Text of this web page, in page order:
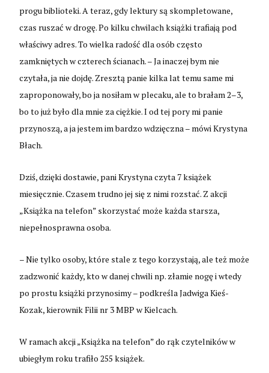
progu biblioteki. A teraz, gdy lektury są skompletowane,
czas ruszać w drogę. Po kilku chwilach książki trafiają pod
właściwy adres. To wielka radość dla osób często
zamkniętych w czterech ścianach. – Ja inaczej bym nie
czytała, ja nie dojdę. Zresztą panie kilka lat temu same mi
zaproponowały, bo ja nosiłam w plecaku, ale to brałam 2–3,
bo to już było dla mnie za ciężkie. I od tej pory mi panie
przynoszą, a ja jestem im bardzo wdzięczna – mówi Krystyna
Błach.
Dziś, dzięki dostawie, pani Krystyna czyta 7 książek
miesięcznie. Czasem trudno jej się z nimi rozstać. Z akcji
„Książka na telefon” skorzystać może każda starsza,
niepełnosprawna osoba.
– Nie tylko osoby, które stale z tego korzystają, ale też może
zadzwonić każdy, kto w danej chwili np. złamie nogę i wtedy
po prostu książki przynosimy – podkreśla Jadwiga Kieś-
Kozak, kierownik Filii nr 3 MBP w Kielcach.
W ramach akcji „Książka na telefon” do rąk czytelników w
ubiegłym roku trafiło 255 książek.